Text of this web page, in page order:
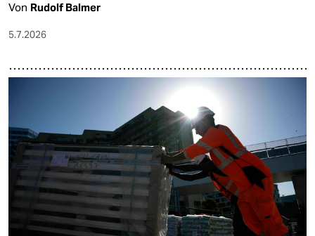
Von Rudolf Balmer
5.7.2026